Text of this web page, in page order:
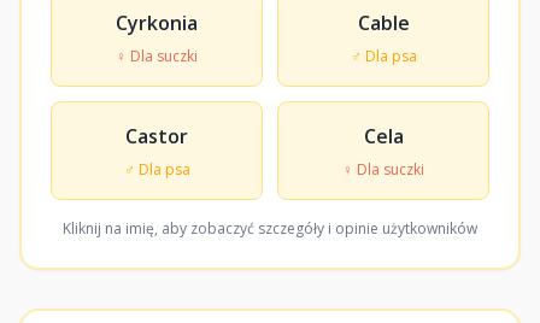
Cyrkonia
♀ Dla suczki
Cable
♂ Dla psa
Castor
♂ Dla psa
Cela
♀ Dla suczki
Kliknij na imię, aby zobaczyć szczegóły i opinie użytkowników